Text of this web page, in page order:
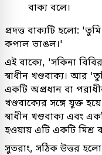
বাক্য বলে।
প্রদত্ত বাক্যটি হলো:
কপাল ভাঙল।'
এই বাক্যে, 'সকিনা
স্বাধীন খণ্ডবাক্য। আর
একটি অপ্রধান বা
খণ্ডবাক্যের সঙ্গে যুক্ত
স্বাধীন খণ্ডবাক্য এবং
হওয়ায় এটি একটি মিশ্র
সুতরাং, সঠিক উত্তর হলো